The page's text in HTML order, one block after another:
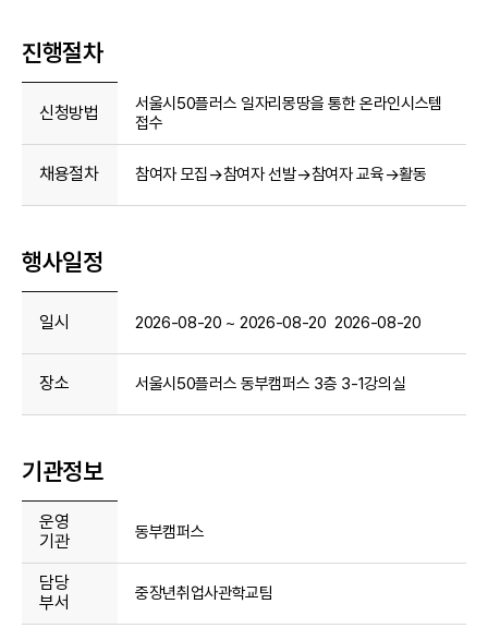
진행절차
신청방법
서울시50플러스 일자리몽땅을 통한 온라인시스템
접수
채용절차 참여자 모집→참여자 선발→참여자 교육→활동
행사일정
일시 2026-08-20 ~ 2026-08-20 2026-08-20
장소 서울시50플러스 동부캠퍼스 3층 3-1강의실
기관정보
운영
기관
동부캠퍼스
담당
부서
중장년취업사관학교팀